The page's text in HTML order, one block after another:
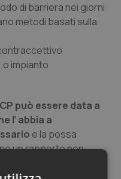
di barriera nei giorni
metodi basati sulla
o impianto
può essere data a
l’ abbia a
e la possa
un rapporto non